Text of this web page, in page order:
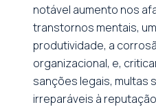
notável aumento nos
transtornos mentais,
produtividade, a
organizacional, e,
sanções legais, multas
irreparáveis à